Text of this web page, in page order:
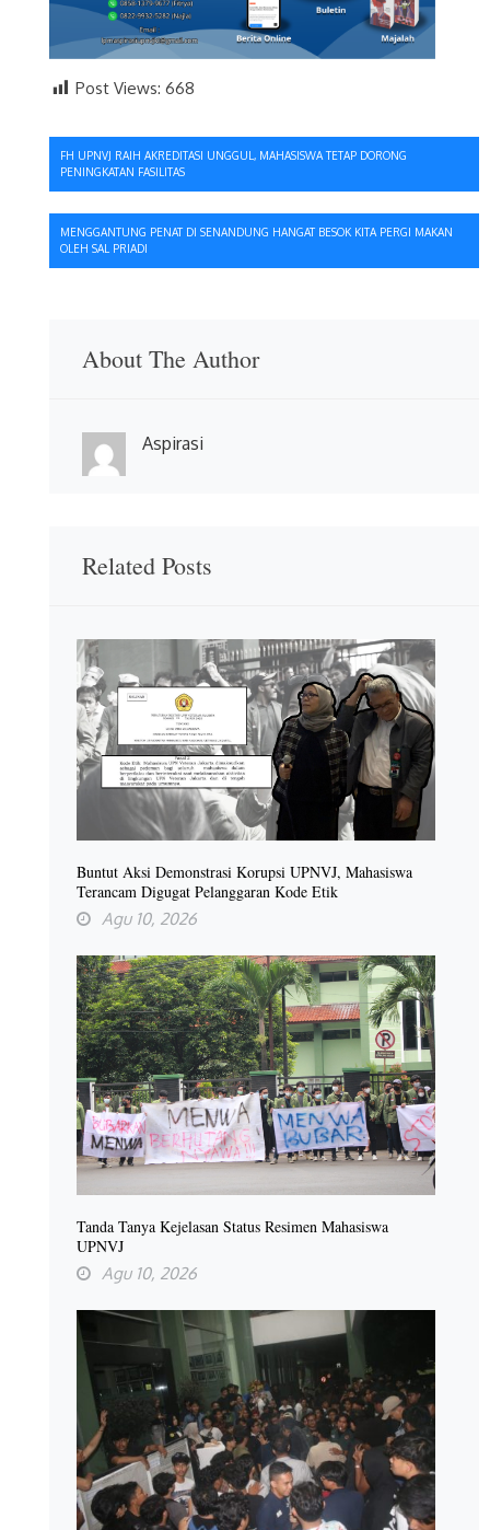
Post Views: 668
Navigasi
pos
FH UPNVJ RAIH AKREDITASI UNGGUL, MAHASISWA TETAP DORONG
PENINGKATAN FASILITAS
MENGGANTUNG PENAT DI SENANDUNG HANGAT BESOK KITA PERGI MAKAN
OLEH SAL PRIADI
About The Author
Aspirasi
Related Posts
Buntut Aksi Demonstrasi Korupsi UPNVJ, Mahasiswa
Terancam Digugat Pelanggaran Kode Etik
Agu 10, 2026
Tanda Tanya Kejelasan Status Resimen Mahasiswa
UPNVJ
Agu 10, 2026